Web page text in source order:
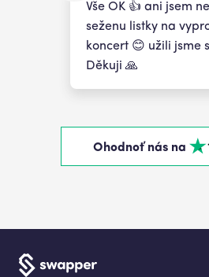
Vše OK 👍 ani jsem
seženu listky na
koncert 😊 užili jsme
Děkuji 🙏
Ohodnoť nás na